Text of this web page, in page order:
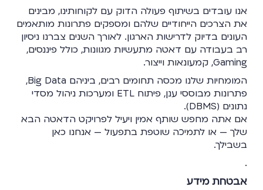
אנו עובדים בשיתוף פעולה הדוק עם לקוחותינו, מבינים
את הצרכים הייחודיים שלהם ומספקים פתרונות מותאמים
העונים בדיוק לדרישות הארגון. לאורך השנים צברנו ניסיון
רב בעבודה עם דאטה מתעשיות מגוונות, כולל פיננסים,
Gaming, קמעונאות וייצור.
המומחיות שלנו מכסה תחומים רבים, ביניהם Big Data,
פתרונות מבוססי ענן, פיתוח ETL ומערכות ניהול מסדי
נתונים (DBMS).
אם אתה מחפש שותף אמין ויעיל לפרויקט הדאטה הבא
שלך — או לתמיכה שוטפת בתפעול — אנחנו כאן
בשבילך.
.
אבטחת מידע